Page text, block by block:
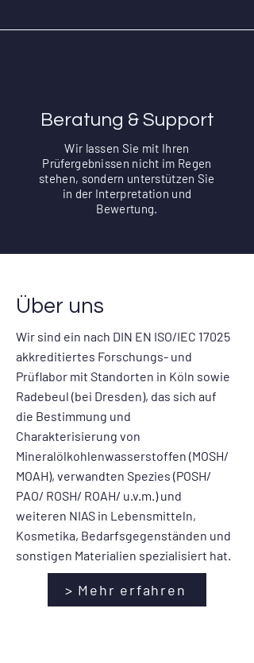
Beratung & Support
Wir lassen Sie mit Ihren
Prüfergebnissen nicht im Regen
stehen, sondern unterstützen Sie
in der Interpretation und
Bewertung.
Über uns
Wir sind ein nach DIN EN ISO/IEC 17025
akkreditiertes Forschungs- und
Prüflabor mit Standorten in Köln sowie
Radebeul (bei Dresden), das sich auf
die Bestimmung und
Charakterisierung von
Mineralölkohlenwasserstoffen (MOSH/
MOAH), verwandten Spezies (POSH/
PAO/ ROSH/ ROAH/ u.v.m.) und
weiteren NIAS in Lebensmitteln,
Kosmetika, Bedarfsgegenständen und
sonstigen Materialien spezialisiert hat.
> Mehr erfahren